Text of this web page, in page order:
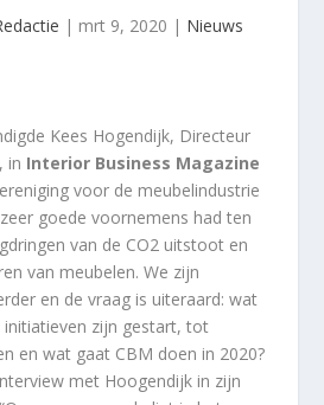
| mrt 9, 2020 | Nieuws
Kees Hogendijk, Directeur
in Interior Business Magazine
voor de meubelindustrie
goede voornemens had ten
van de CO2 uitstoot en
van meubelen. We zijn
en de vraag is uiteraard: wat
initiatieven zijn gestart, tot
en wat gaat CBM doen in 2020?
met Hoogendijk in zijn